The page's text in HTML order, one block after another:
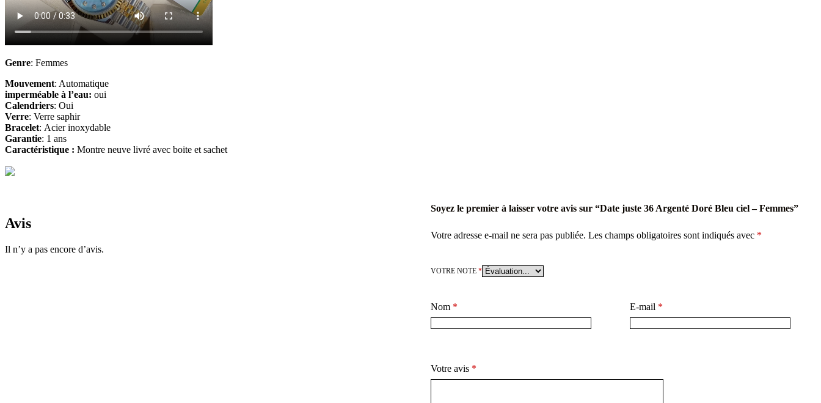
Genre: Femmes
Mouvement: Automatique
imperméable à l’eau: oui
Calendriers: Oui
Verre: Verre saphir
Bracelet: Acierinoxydable
Garantie: 1 ans
Caractéristique : Montre neuve livré avec boite et sachet
Avis
Il n’y a pas encore d’avis.
Soyez le premier à laisser votre avis sur “Date juste 36 Argenté Doré Bleu ciel – Femmes”
Votre adresse e-mail ne sera pas publiée. Les champs obligatoires sont indiqués avec *
VOTRE NOTE*
Nom * E-mail *
Votre avis *